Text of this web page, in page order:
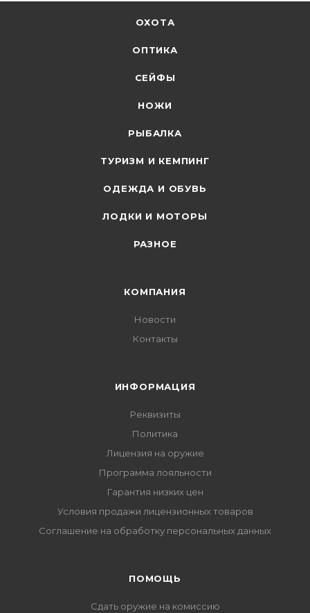
ОХОТА
ОПТИКА
СЕЙФЫ
НОЖИ
РЫБАЛКА
ТУРИЗМ И КЕМПИНГ
ОДЕЖДА И ОБУВЬ
ЛОДКИ И МОТОРЫ
РАЗНОЕ
КОМПАНИЯ
Новости
Контакты
ИНФОРМАЦИЯ
Реквизиты
Политика
Лицензия на оружие
Программа лояльности
Гарантия низких цен
Условия продажи лицензионных товаров
Соглашение на обработку персональных данных
ПОМОЩЬ
Сдать оружие на комиссию